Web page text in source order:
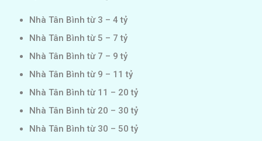
Nhà Tân Bình từ 3 – 4 tỷ
Nhà Tân Bình từ 5 – 7 tỷ
Nhà Tân Bình từ 7 – 9 tỷ
Nhà Tân Bình từ 9 – 11 tỷ
Nhà Tân Bình từ 11 – 20 tỷ
Nhà Tân Bình từ 20 – 30 tỷ
Nhà Tân Bình từ 30 – 50 tỷ